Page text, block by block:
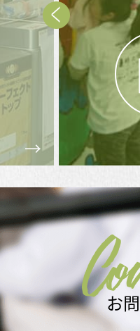
Prev
お